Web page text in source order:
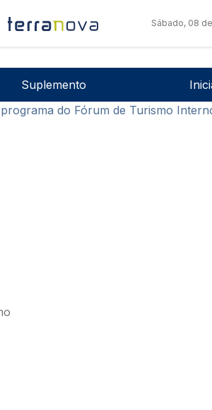
Sábado, 08
Suplemento
do Fórum de Turismo